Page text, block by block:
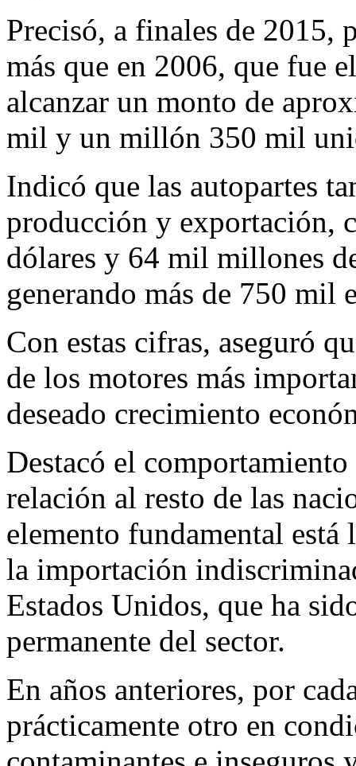
Precisó, a finales de 2015,
más que en 2006, que fue
alcanzar un monto de
mil y un millón 350 mil
Indicó que las autopartes
producción y exportación,
dólares y 64 mil millones
generando más de 750 mil
Con estas cifras, aseguró
de los motores más
deseado crecimiento
Destacó el
relación al resto de las
elemento fundamental
la importación
Estados Unidos, que ha
permanente del sector.
En años anteriores, por
prácticamente otro en